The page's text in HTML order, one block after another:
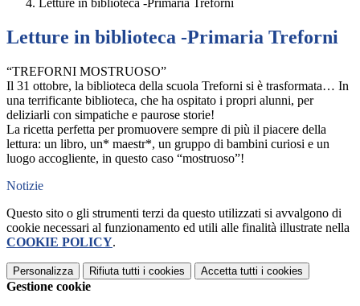
Letture in biblioteca -Primaria Treforni
Letture in biblioteca -Primaria Treforni
“TREFORNI MOSTRUOSO”
Il 31 ottobre, la biblioteca della scuola Treforni si è trasformata… In
una terrificante biblioteca, che ha ospitato i propri alunni, per
deliziarli con simpatiche e paurose storie!
La ricetta perfetta per promuovere sempre di più il piacere della
lettura: un libro, un* maestr*, un gruppo di bambini curiosi e un
luogo accogliente, in questo caso “mostruoso”!
Notizie
Questo sito o gli strumenti terzi da questo utilizzati si avvalgono di
cookie necessari al funzionamento ed utili alle finalità illustrate nella
COOKIE POLICY.
Personalizza Rifiuta tutti i cookies Accetta tutti i cookies
Gestione cookie